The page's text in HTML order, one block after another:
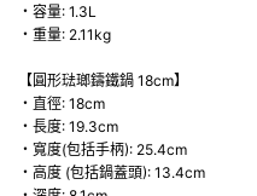
・容量: 1.3L
・重量: 2.11kg
【圓形琺瑯鑄鐵鍋 18cm】
・直徑: 18cm
・長度: 19.3cm
・寬度(包括手柄): 25.4cm
・高度 (包括鍋蓋頭): 13.4cm